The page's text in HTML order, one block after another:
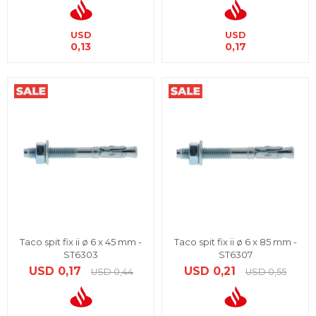
USD
0,13
USD
0,17
Taco spit fix ii ø 6 x 45 mm -
ST6303
USD 0,17 USD 0,44
Taco spit fix ii ø 6 x 85 mm -
ST6307
USD 0,21 USD 0,55